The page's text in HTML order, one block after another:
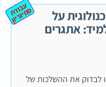
על
אתגרים
ע
ב
וד
ת
ס
מ
ינ
ר
יון
לבדוק את ההשלכות של